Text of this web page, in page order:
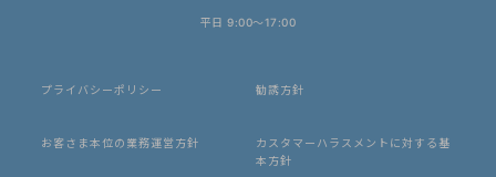
平日 9:00〜17:00
プライバシーポリシー 勧誘方針
お客さま本位の業務運営方針
カスタマーハラスメントに対する基
本方針